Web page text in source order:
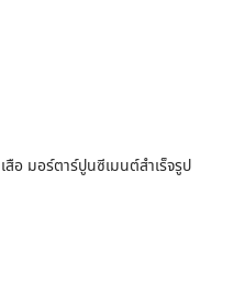
สือ มอร์ตาร์ปูนซีเมนต์สำเร็จรูป